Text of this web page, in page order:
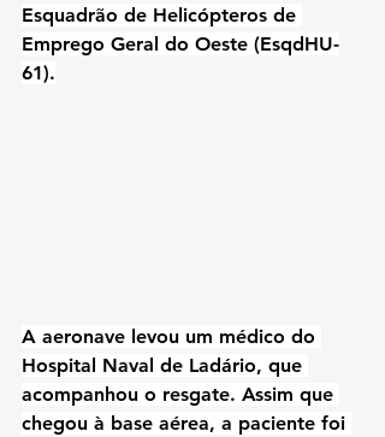
Esquadrão de Helicópteros de
Emprego Geral do Oeste (EsqdHU-
61).
A aeronave levou um médico do
Hospital Naval de Ladário, que
acompanhou o resgate. Assim que
chegou à base aérea, a paciente foi